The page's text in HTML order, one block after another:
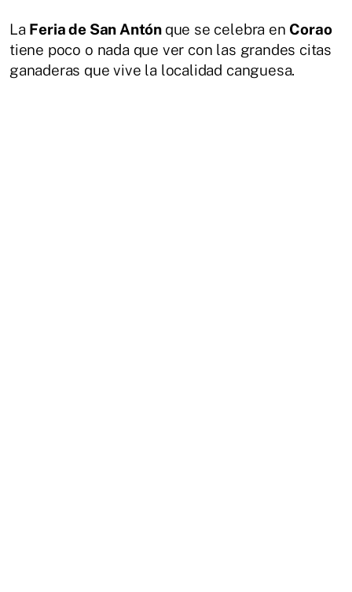
La Feria de San Antón que se celebra en Corao
tiene poco o nada que ver con las grandes citas
ganaderas que vive la localidad canguesa.